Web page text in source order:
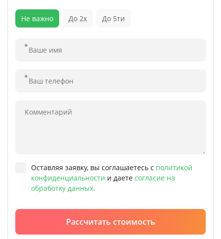
Не важно До 2х До 5ти
Оставляя заявку, вы соглашаетесь с политикой
конфиденциальности и даете согласие на
обработку данных.
Рассчитать стоимость